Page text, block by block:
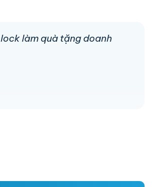
làm quà tặng doanh